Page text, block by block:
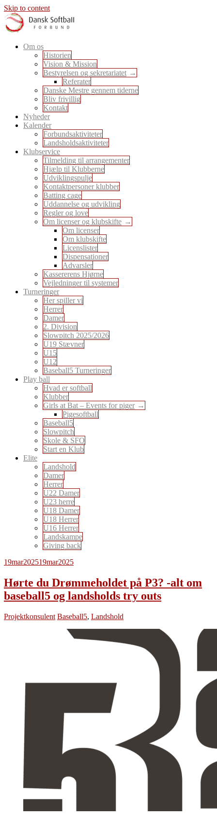
Skip to content
Dansk Softball Forbund
En sport for alle
Om os
Historien
Vision & Mission
Bestyrelsen og sekretariatet
Referater
Danske Mestre gennem tiderne
Bliv frivillig
Kontakt
Nyheder
Kalender
Forbundsaktiviteter
Landsholdsaktiviteter
Klubservice
Tilmelding til arrangementer
Hjælp til Klubberne
Udviklingspulje
Kontaktpersoner klubber
Batting cage
Uddannelse og udvikling
Regler og love
Om licenser og klubskifte
Om licenser
Om klubskifte
Licenslister
Dispensationer
Advarsler
Kassererens Hjørne
Vejledninger til systemer
Turneringer
Her spiller vi
Herrer
Damer
2. Division
Slowpitch 2025/2026
U19 Stævner
U15
U12
Baseball5 Turneringer
Play ball
Hvad er softball
Klubber
Girls at Bat – Events for piger
Pigesoftball
Baseball5
Slowpitch
Skole & SFO
Start en Klub
Elite
Landshold
Damer
Herrer
U22 Damer
U23 herre
U18 Damer
U18 Herrer
U16 Herrer
Landskampe
Giving back
19mar202519mar2025
Hørte du Drømmeholdet på P3? -alt om
baseball5 og landsholds try outs
Projektkonsulent Baseball5, Landshold